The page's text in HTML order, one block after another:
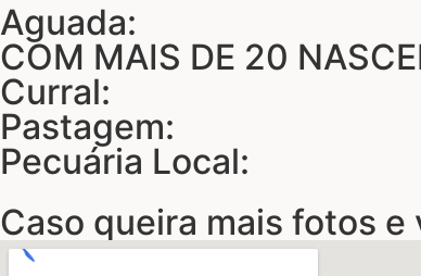
Aguada:
COM MAIS DE 20
Curral:
Pastagem:
Pecuária Local:
Caso queira mais fotos